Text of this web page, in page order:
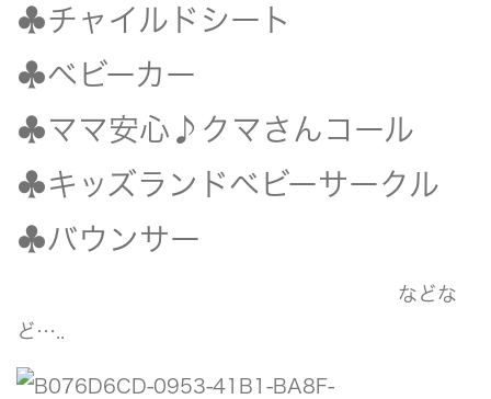
♣️チャイルドシート
♣️ベビーカー
♣️ママ安心♪クマさんコール
♣️キッズランドベビーサークル
♣️バウンサー
などな
ど…..